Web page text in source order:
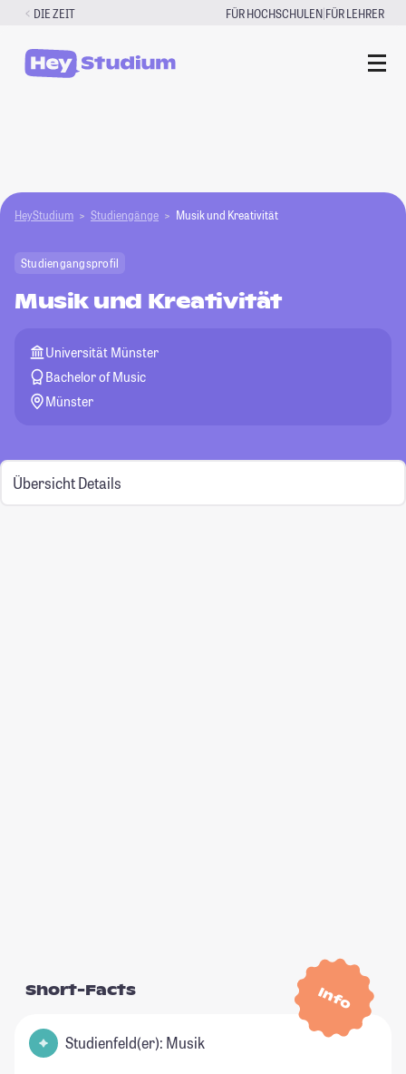
Zum
springen
DIE ZEIT FÜR HOCHSCHULEN|FÜR LEHRER
HeyStudium Studiengänge Musik und Kreativität
Studiengangsprofil
Musik und Kreativität
Universität Münster
Bachelor of Music
Münster
Übersicht Details
Info
Short-Facts
Studienfeld(er): Musik